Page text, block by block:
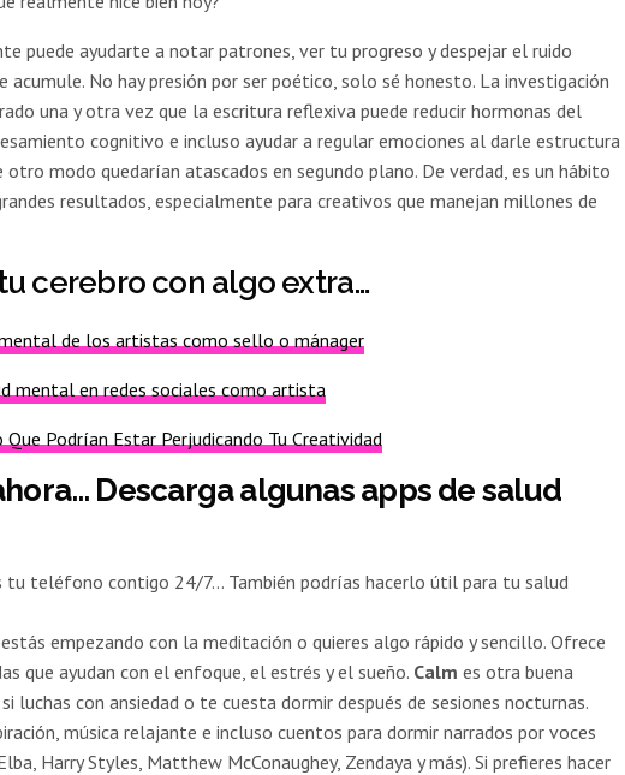
puede ayudarte a notar patrones, ver tu progreso y despejar el ruido
acumule. No hay presión por ser poético, solo sé honesto. La investigación
una y otra vez que la escritura reflexiva puede reducir hormonas del
cognitivo e incluso ayudar a regular emociones al darle estructura
otro modo quedarían atascados en segundo plano. De verdad, es un hábito
resultados, especialmente para creativos que manejan millones de
cerebro con algo extra…
de los artistas como sello o mánager
mental en redes sociales como artista
Que Podrían Estar Perjudicando Tu Creatividad
Descarga algunas apps de salud
tu teléfono contigo 24/7… También podrías hacerlo útil para tu salud
empezando con la meditación o quieres algo rápido y sencillo. Ofrece
que ayudan con el enfoque, el estrés y el sueño. Calm es otra buena
luchas con ansiedad o te cuesta dormir después de sesiones nocturnas.
música relajante e incluso cuentos para dormir narrados por voces
Harry Styles, Matthew McConaughey, Zendaya y más). Si prefieres hacer